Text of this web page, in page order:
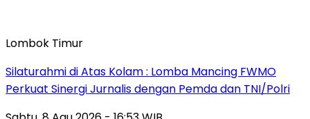
Lombok Timur
Silaturahmi di Atas Kolam : Lomba Mancing FWMO
Perkuat Sinergi Jurnalis dengan Pemda dan TNI/Polri